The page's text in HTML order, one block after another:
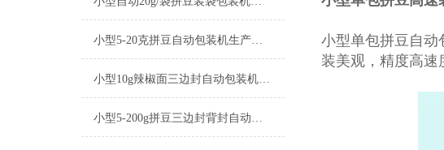
小型5-20克拼豆自动包装机生产厂家
小型10g辣椒面三边封自动包装机产品简介
小型5-200g拼豆三边封背封自动包装机生产厂家
小型单包拼豆自动
装美观，精度高速